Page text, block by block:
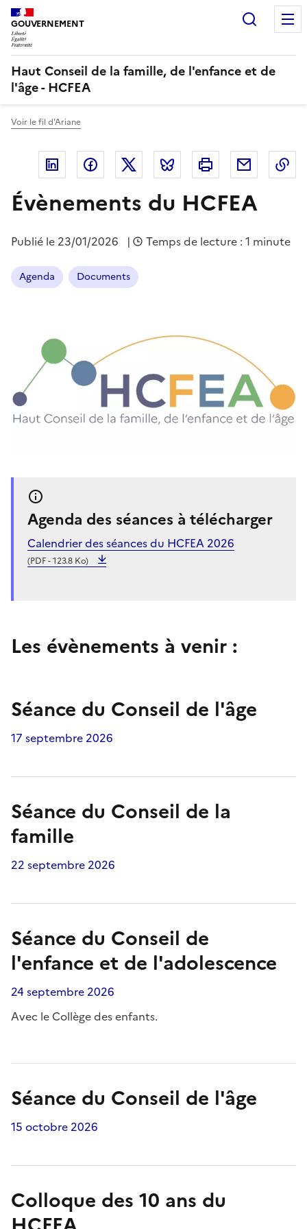
Panneau de gestion des cookies
GOUVERNEMENT
Haut Conseil de la famille, de l'enfance et de
l'âge - HCFEA
Voir le fil d'Ariane
Linkedin FacebookTwitter Bluesky Imprimer Courriel
Évènements du HCFEA
Publié le 23/01/2026 | Temps de lecture : 1 minute
Agenda Documents
Agenda des séances à télécharger
Calendrier des séances du HCFEA 2026
(PDF - 123.8 Ko)
Les évènements à venir :
Séance du Conseil de l'âge
17 septembre 2026
Séance du Conseil de la
famille
22 septembre 2026
Séance du Conseil de
l'enfance et de l'adolescence
24 septembre 2026
Avec le Collège des enfants.
Séance du Conseil de l'âge
15 octobre 2026
Colloque des 10 ans du